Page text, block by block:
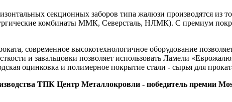
секционных заборов типа жалюзи производятся из
комбинаты ММК, Северсталь, НЛМК). С премиум
современное высокотехнологичное оборудование
и завальцовки позволяет использовать Ламели
оцинковка и полимерное покрытие стали - сырья для
ТПК Центр Металлокровли - победитель премии